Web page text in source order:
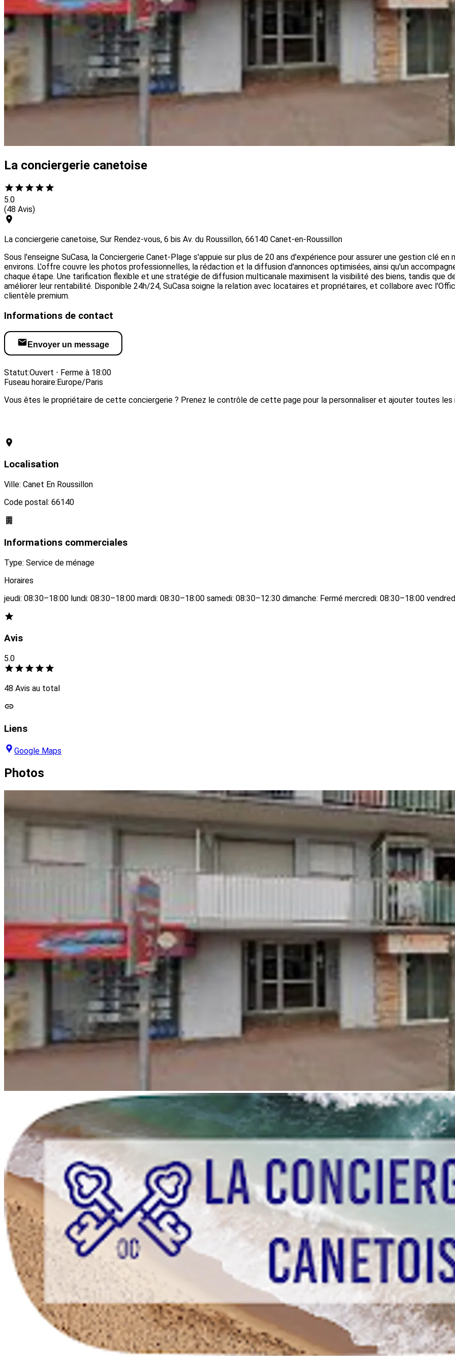
La conciergerie canetoise
5.0
(48 Avis)
La conciergerie canetoise, Sur Rendez-vous, 6 bis Av. du Roussillon, 66140 Canet-en-Roussillon
Sous l'enseigne SuCasa, la Conciergerie Canet-Plage s'appuie sur plus de 20 ans d'expérience pour assurer une gestion clé
environs. L'offre couvre les photos professionnelles, la rédaction et la diffusion d'annonces optimisées, ainsi qu'un
chaque étape. Une tarification flexible et une stratégie de diffusion multicanale maximisent la visibilité des biens, tandis que
améliorer leur rentabilité. Disponible 24h/24, SuCasa soigne la relation avec locataires et propriétaires, et collabore avec
clientèle premium.
Informations de contact
Envoyer un message
Statut:Ouvert ⋅ Ferme à 18:00
Fuseau horaire:Europe/Paris
Vous êtes le propriétaire de cette conciergerie ? Prenez le contrôle de cette page pour la personnaliser et ajouter toutes les
Localisation
Ville: Canet En Roussillon
Code postal: 66140
Informations commerciales
Type: Service de ménage
Horaires
jeudi: 08:30–18:00 lundi: 08:30–18:00 mardi: 08:30–18:00 samedi: 08:30–12:30 dimanche: Fermé mercredi: 08:30–18:00
Avis
5.0
48 Avis au total
Liens
Google Maps
Photos